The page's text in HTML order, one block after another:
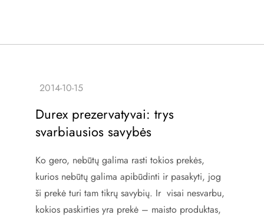
Durex prezervatyvai: trys
svarbiausios savybės
Ko gero, nebūtų galima rasti tokios prekės,
kurios nebūtų galima apibūdinti ir pasakyti, jog
ši prekė turi tam tikrų savybių. Ir visai nesvarbu,
kokios paskirties yra prekė – maisto produktas,